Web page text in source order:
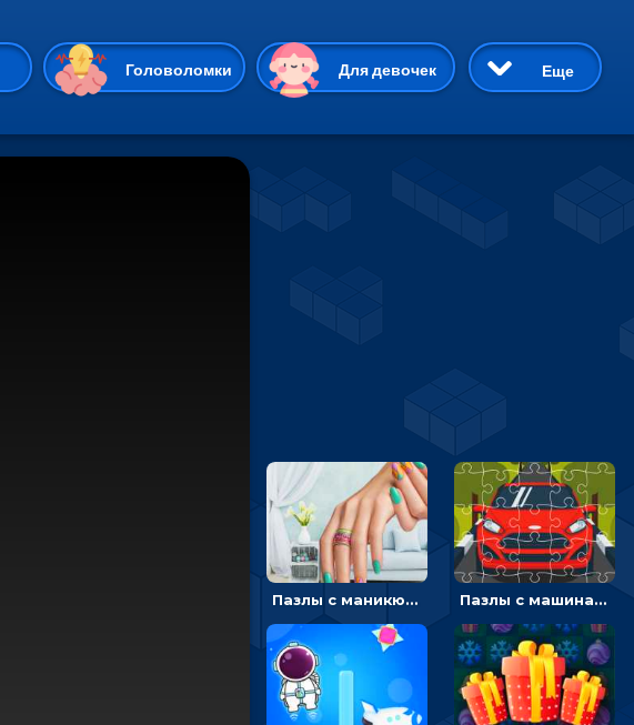
Головоломки Для девочек
3D Приключения
Еще
Пазлы с маникюром: собери идеальный рисунок для ногтей Пазлы с машинами Форд: собирать картинки и открывать новые